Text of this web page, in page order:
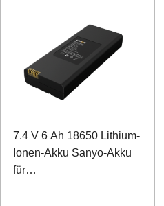
7.4 V 6 Ah 18650 Lithium-
Ionen-Akku Sanyo-Akku
für